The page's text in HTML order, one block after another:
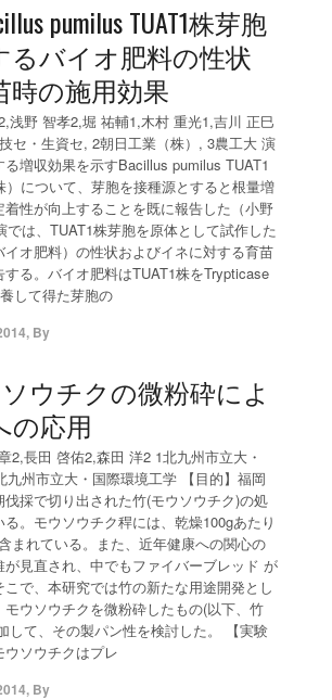
pumilus TUAT1株芽胞
るバイオ肥料の性状
時の施用効果
浅野 智孝2,堀 祐輔1,木村 重光1,吉川 正巳
セ・生資セ, 2朝日工業（株）, 3農工大 演
増収効果を示すBacillus pumilus TUAT1
）について、芽胞を接種源とすると根量増
性が向上することを既に報告した（小野
では、TUAT1株芽胞を原体として試作した
オ肥料）の性状およびイネに対する育苗
る。バイオ肥料はTUAT1株をTrypticase
して得た芽胞の
, By
ソウチクの微粉砕によ
の応用
2,長田 啓佑2,森田 洋2 1北九州市立大・
九州市立大・国際環境工学 【目的】福岡
採で切り出された竹(モウソウチク)の処
。モウソウチク稈には、乾燥100gあたり
まれている。また、近年健康への関心の
見直され、中でもファイバーブレッド が
で、本研究では竹の新たな用途開発とし
ウソウチクを微粉砕したもの(以下、竹
して、その製パン性を検討した。 【実験
ソウチクはプレ
, By